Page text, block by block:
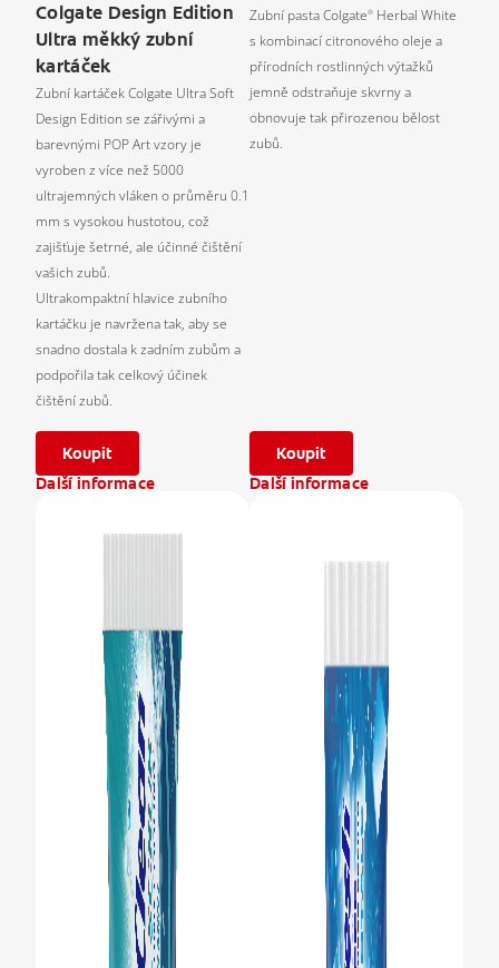
Colgate Design Edition
Ultra měkký zubní
kartáček
Zubní kartáček Colgate Ultra Soft
Design Edition se zářivými a
barevnými POP Art vzory je
vyroben z více než 5000
ultrajemných vláken o průměru 0.1
mm s vysokou hustotou, což
zajišťuje šetrné, ale účinné čištění
vašich zubů.
Ultrakompaktní hlavice zubního
kartáčku je navržena tak, aby se
snadno dostala k zadním zubům a
podpořila tak celkový účinek
čištění zubů.
Koupit
Další informace
Zubní pasta Colgate® Herbal White
s kombinací citronového oleje a
přírodních rostlinných výtažků
jemně odstraňuje skvrny a
obnovuje tak přirozenou bělost
zubů.
Koupit
Další informace